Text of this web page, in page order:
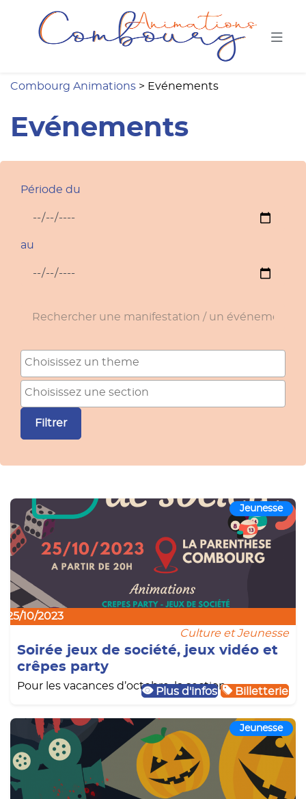
Combourg Animations > Evénements
Evénements
Période du
au
Rechercher une manifestation / un événement
Theme
Section
Filtrer
Jeunesse
25/10/2023
Culture et Jeunesse
Soirée jeux de société, jeux vidéo et
crêpes party
Pour les vacances d’octobre, la section
Plus d'infos Billetterie
Jeunesse